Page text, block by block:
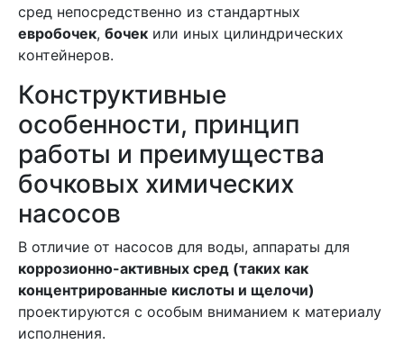
сред непосредственно из стандартных
евробочек, бочек или иных цилиндрических
контейнеров.
Конструктивные
особенности, принцип
работы и преимущества
бочковых химических
насосов
В отличие от насосов для воды, аппараты для
коррозионно-активных сред (таких как
концентрированные кислоты и щелочи)
проектируются с особым вниманием к материалу
исполнения.